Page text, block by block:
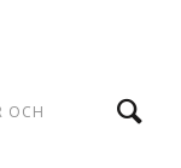
OCH